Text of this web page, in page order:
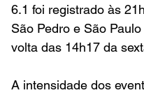
6.1 foi registrado às
São Pedro e São
volta das 14h17 da
A intensidade dos